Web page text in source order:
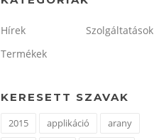
Hírek
Szolgáltatások
Termékek
KERESETT SZAVAK
2015 applikáció
arany